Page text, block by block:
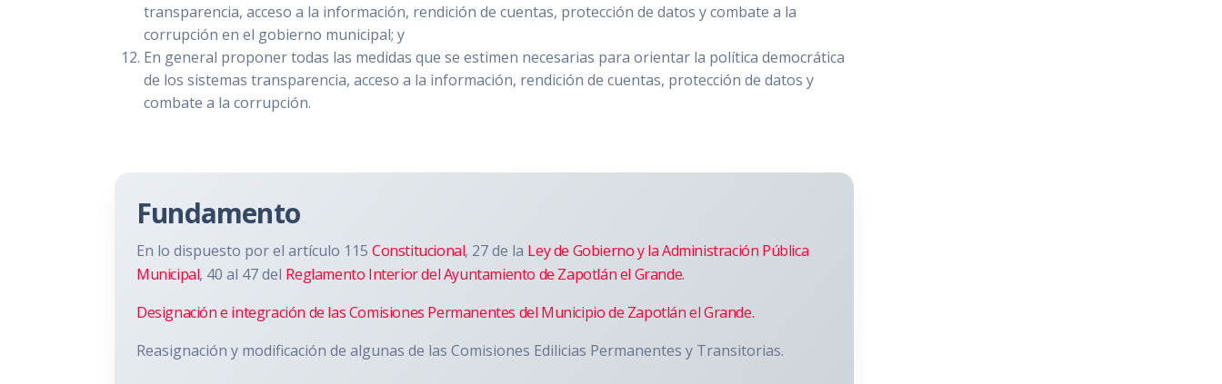
transparencia, acceso a la información, rendición de cuentas, protección de datos y combate a la
corrupción en el gobierno municipal; y
En general proponer todas las medidas que se estimen necesarias para orientar la política democrática
de los sistemas transparencia, acceso a la información, rendición de cuentas, protección de datos y
combate a la corrupción.
Fundamento
En lo dispuesto por el artículo 115 Constitucional, 27 de la Ley de Gobierno y la Administración Pública
Municipal, 40 al 47 del Reglamento Interior del Ayuntamiento de Zapotlán el Grande.
Designación e integración de las Comisiones Permanentes del Municipio de Zapotlán el Grande.
Reasignación y modificación de algunas de las Comisiones Edilicias Permanentes y Transitorias.